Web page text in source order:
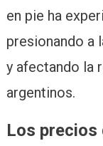
en pie ha
presionando a
y afectando la
argentinos.
Los